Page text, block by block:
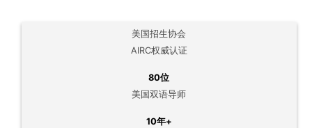
美国招生协会
AIRC权威认证
80位
美国双语导师
10年+